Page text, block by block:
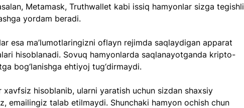
Metamask, Truthwallet kabi issiq hamyonlar sizga tegishli
yordam beradi.
esa ma’lumotlaringizni oflayn rejimda saqlaydigan apparat
hisoblanadi. Sovuq hamyonlarda saqlanayotganda kripto-
bog‘lanishga ehtiyoj tug‘dirmaydi.
xavfsiz hisoblanib, ularni yaratish uchun sizdan shaxsiy
emailingiz talab etilmaydi. Shunchaki hamyon ochish chun